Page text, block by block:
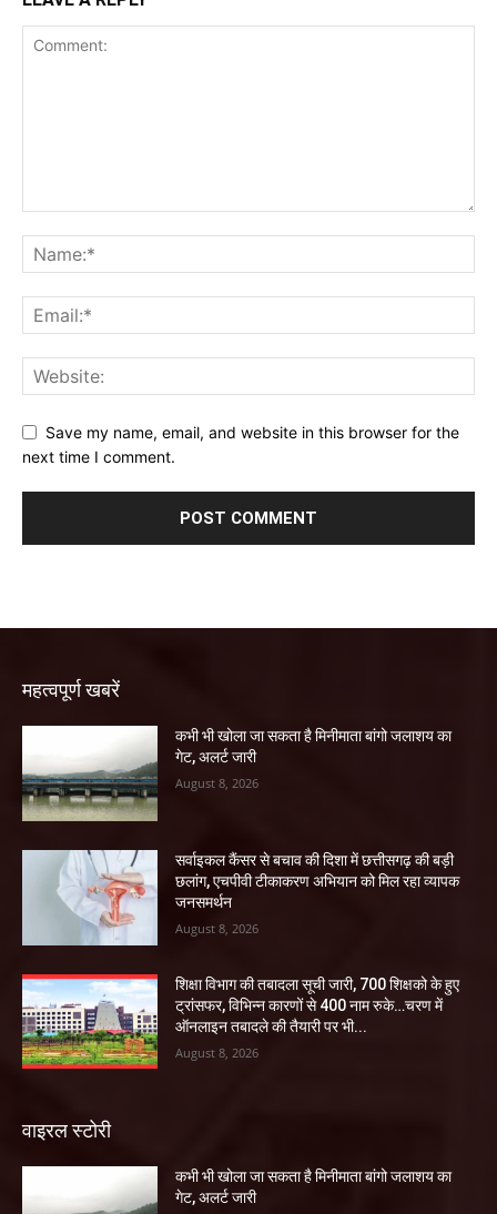
Save my name, email, and website in this browser for the
next time I comment.
महत्वपूर्ण खबरें
कभी भी खोला जा सकता है मिनीमाता बांगो जलाशय का
गेट, अलर्ट जारी
August 8, 2026
सर्वाइकल कैंसर से बचाव की दिशा में छत्तीसगढ़ की बड़ी
छलांग, एचपीवी टीकाकरण अभियान को मिल रहा व्यापक
जनसमर्थन
August 8, 2026
शिक्षा विभाग की तबादला सूची जारी, 700 शिक्षको के हुए
ट्रांसफर, विभिन्न कारणों से 400 नाम रुके…चरण में
ऑनलाइन तबादले की तैयारी पर भी...
August 8, 2026
वाइरल स्टोरी
कभी भी खोला जा सकता है मिनीमाता बांगो जलाशय का
गेट, अलर्ट जारी